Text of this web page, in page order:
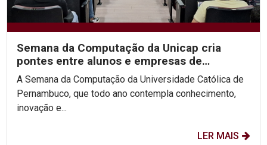
Semana da Computação da Unicap cria
pontes entre alunos e empresas de
tecnologia
A Semana da Computação da Universidade Católica de
Pernambuco, que todo ano contempla conhecimento,
inovação e...
LER MAIS